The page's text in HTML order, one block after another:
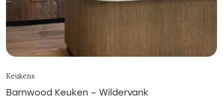
Keukens
Barnwood Keuken – Wildervank